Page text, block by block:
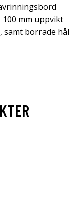
mm uppvikt
samt borrade hål